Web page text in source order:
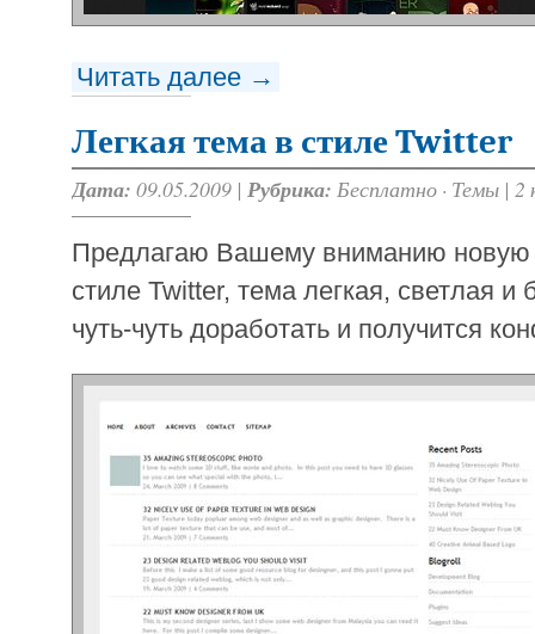
Читать далее →
Легкая тема в стиле Twitter
Дата: 09.05.2009 | Рубрика: Бесплатно · Темы | 2
Предлагаю Вашему вниманию новую
стиле Twitter, тема легкая, светлая
чуть-чуть доработать и получится